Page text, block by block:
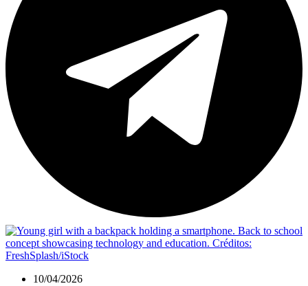
10/04/2026